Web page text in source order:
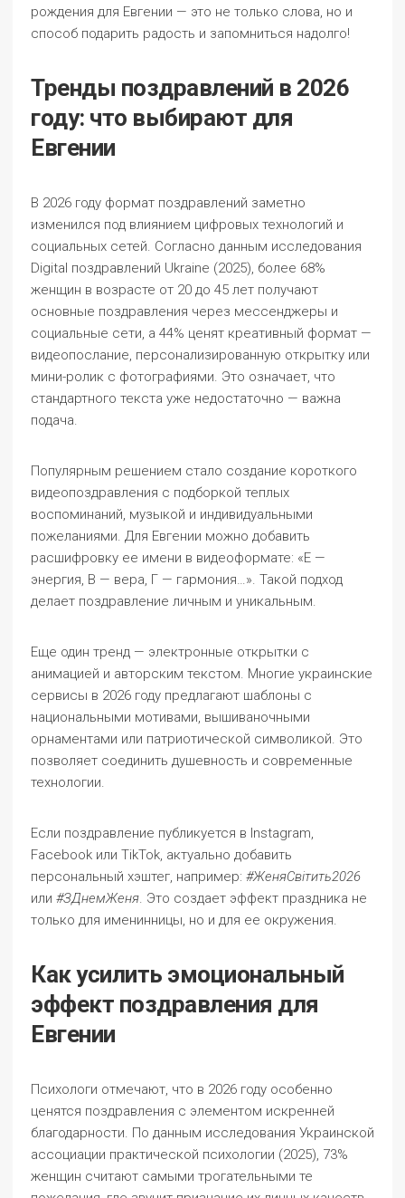
рождения для Евгении — это не только слова, но и
способ подарить радость и запомниться надолго!
Тренды поздравлений в 2026
году: что выбирают для
Евгении
В 2026 году формат поздравлений заметно
изменился под влиянием цифровых технологий и
социальных сетей. Согласно данным исследования
Digital поздравлений Ukraine (2025), более 68%
женщин в возрасте от 20 до 45 лет получают
основные поздравления через мессенджеры и
социальные сети, а 44% ценят креативный формат —
видеопослание, персонализированную открытку или
мини-ролик с фотографиями. Это означает, что
стандартного текста уже недостаточно — важна
подача.
Популярным решением стало создание короткого
видеопоздравления с подборкой теплых
воспоминаний, музыкой и индивидуальными
пожеланиями. Для Евгении можно добавить
расшифровку ее имени в видеоформате: «Е —
энергия, В — вера, Г — гармония…». Такой подход
делает поздравление личным и уникальным.
Еще один тренд — электронные открытки с
анимацией и авторским текстом. Многие украинские
сервисы в 2026 году предлагают шаблоны с
национальными мотивами, вышиваночными
орнаментами или патриотической символикой. Это
позволяет соединить душевность и современные
технологии.
Если поздравление публикуется в Instagram,
Facebook или TikTok, актуально добавить
персональный хэштег, например: #ЖеняСвітить2026
или #ЗДнемЖеня. Это создает эффект праздника не
только для именинницы, но и для ее окружения.
Как усилить эмоциональный
эффект поздравления для
Евгении
Психологи отмечают, что в 2026 году особенно
ценятся поздравления с элементом искренней
благодарности. По данным исследования Украинской
ассоциации практической психологии (2025), 73%
женщин считают самыми трогательными те